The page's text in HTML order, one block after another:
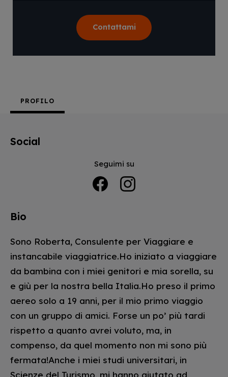
Contattami
PROFILO
Social
Seguimi su
Facebook
Bio
Sono Roberta, Consulente per Viaggiare e
instancabile viaggiatrice.Ho iniziato a viaggiare
da bambina con i miei genitori e mia sorella, su
e giù per la nostra bella Italia.Ho preso il primo
aereo solo a 19 anni, per il mio primo viaggio
con un gruppo di amici. Forse un po’ più tardi
rispetto a quanto avrei voluto, ma, in
compenso, da quel momento non mi sono più
fermata!Anche i miei studi universitari, in